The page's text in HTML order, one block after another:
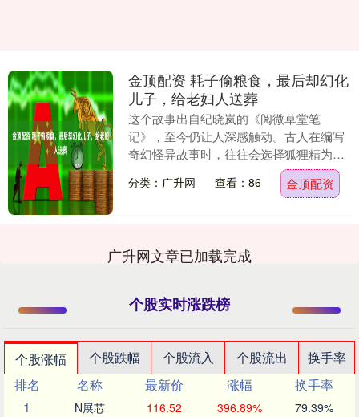
金顶配资 耗子偷粮食，最后却幻化
儿子，给老妇人送葬
这个故事出自纪晓岚的《阅微草堂笔
记》，至今仍让人深感触动。古人在编写
奇幻怪异故事时，往往会选择狐狸精为主
角，但这篇故事的主角却是一只具有善良
之心的老鼠。 展开剩....
分类：广升网 查看：86 金顶配资
广升网文章已加载完成
个股实时涨跌榜
个股涨幅 个股跌幅 个股流入 个股流出
换手率
排名
名称 最新价 涨幅
换手率
1
N展芯 116.52 396.89% 79.39%